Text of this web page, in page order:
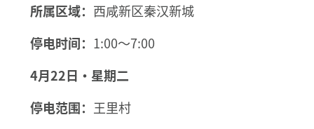
所属区域： 西咸新区秦汉新城
停电时间： 1:00～7:00
4月22日·星期二
停电范围： 王里村